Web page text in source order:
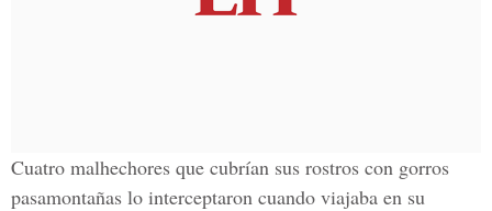
Cuatro malhechores que cubrían sus rostros con gorros
pasamontañas lo interceptaron cuando viajaba en su